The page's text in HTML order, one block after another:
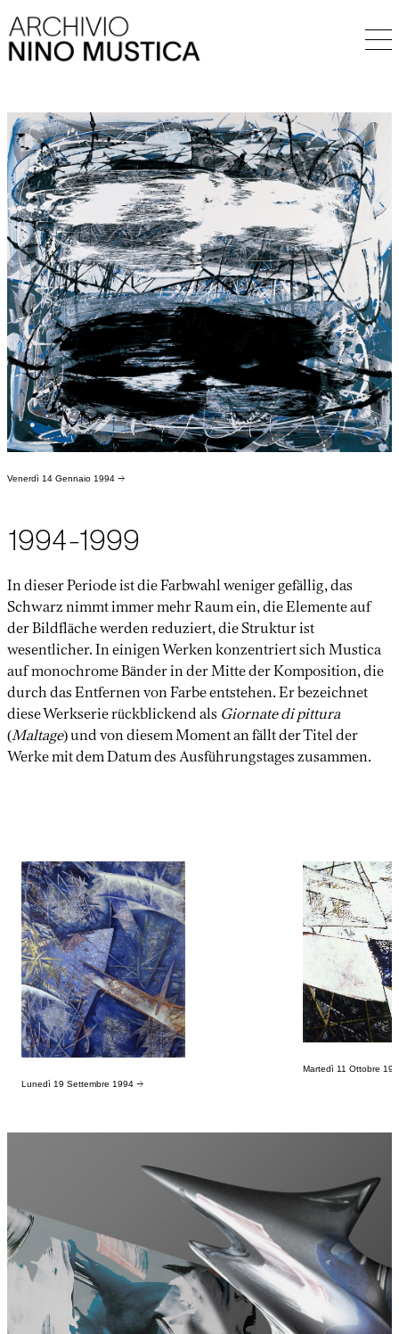
Venerdì 14 Gennaio 1994 →
1994-1999
In dieser Periode ist die Farbwahl weniger gefällig, das
Schwarz nimmt immer mehr Raum ein, die Elemente auf
der Bildfläche werden reduziert, die Struktur ist
wesentlicher. In einigen Werken konzentriert sich Mustica
auf monochrome Bänder in der Mitte der Komposition, die
durch das Entfernen von Farbe entstehen. Er bezeichnet
diese Werkserie rückblickend als Giornate di pittura
(Maltage) und von diesem Moment an fällt der Titel der
Werke mit dem Datum des Ausführungstages zusammen.
Lunedì 19 Settembre 1994 →
Martedì 11 Ottobre